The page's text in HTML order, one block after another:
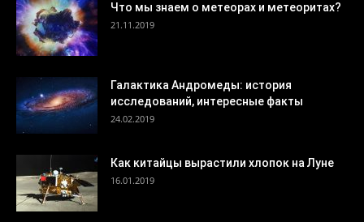
Что мы знаем о метеорах и метеоритах?
21.11.2019
Галактика Андромеды: история
исследований, интересные факты
24.02.2019
Как китайцы вырастили хлопок на Луне
16.01.2019